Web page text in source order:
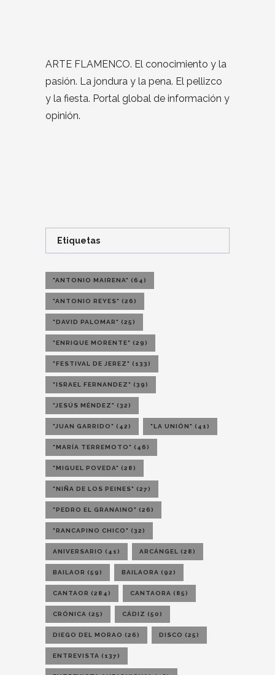
ARTE FLAMENCO. El conocimiento y la
pasión. La jondura y la pena. El pellizco
y la fiesta. Portal global de información y
opinión.
Etiquetas
"ANTONIO MAIRENA" (64)
"ANTONIO REYES" (26)
"DAVID PALOMAR" (25)
"ENRIQUE MORENTE" (29)
"FESTIVAL DE JEREZ" (133)
"ISRAEL FERNANDEZ" (39)
"JESÚS MÉNDEZ" (32)
"JUAN GARRIDO" (42) "LA UNIÓN" (41)
"MARÍA TERREMOTO" (46)
"MIGUEL POVEDA" (28)
"NIÑA DE LOS PEINES" (27)
"PEDRO EL GRANAINO" (26)
"RANCAPINO CHICO" (32)
ANIVERSARIO (41) ARCÁNGEL (28)
BAILAOR (59) BAILAORA (92)
CANTAOR (284) CANTAORA (85)
CRÓNICA (25) CÁDIZ (50)
DIEGO DEL MORAO (26) DISCO (25)
ENTREVISTA (137)